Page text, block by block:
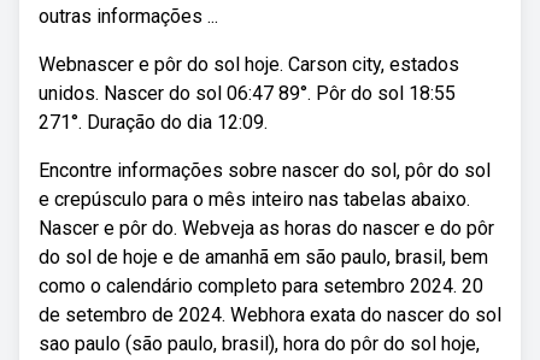
outras informações ...
Webnascer e pôr do sol hoje. Carson city, estados
unidos. Nascer do sol 06:47 89°. Pôr do sol 18:55
271°. Duração do dia 12:09.
Encontre informações sobre nascer do sol, pôr do sol
e crepúsculo para o mês inteiro nas tabelas abaixo.
Nascer e pôr do. Webveja as horas do nascer e do pôr
do sol de hoje e de amanhã em são paulo, brasil, bem
como o calendário completo para setembro 2024. 20
de setembro de 2024. Webhora exata do nascer do sol
sao paulo (são paulo, brasil), hora do pôr do sol hoje,